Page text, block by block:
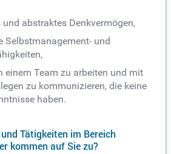
abstraktes Denkvermögen,
Selbstmanagement- und
einem Team zu arbeiten und mit
zu kommunizieren, die keine
haben.
Tätigkeiten im Bereich
kommen auf Sie zu?